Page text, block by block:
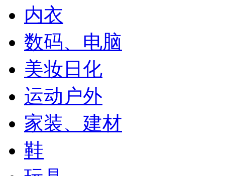
内衣
数码、电脑
美妆日化
运动户外
家装、建材
鞋